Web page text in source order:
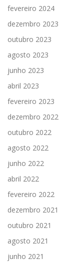
fevereiro 2024
dezembro 2023
outubro 2023
agosto 2023
junho 2023
abril 2023
fevereiro 2023
dezembro 2022
outubro 2022
agosto 2022
junho 2022
abril 2022
fevereiro 2022
dezembro 2021
outubro 2021
agosto 2021
junho 2021